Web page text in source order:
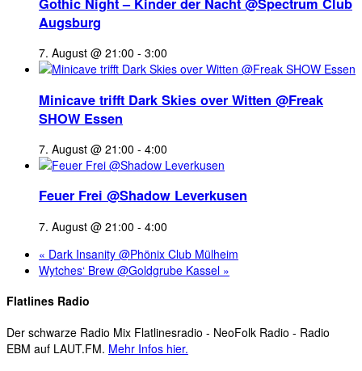
Augsburg
7. August @ 21:00 - 3:00
Minicave trifft Dark Skies over Witten @Freak
SHOW Essen
7. August @ 21:00 - 4:00
Feuer Frei @Shadow Leverkusen
7. August @ 21:00 - 4:00
« Dark Insanity @Phönix Club Mülheim
Wytches‘ Brew @Goldgrube Kassel »
Flatlines Radio
Der schwarze Radio Mix Flatlinesradio - NeoFolk Radio - Radio
EBM auf LAUT.FM. Mehr Infos hier.